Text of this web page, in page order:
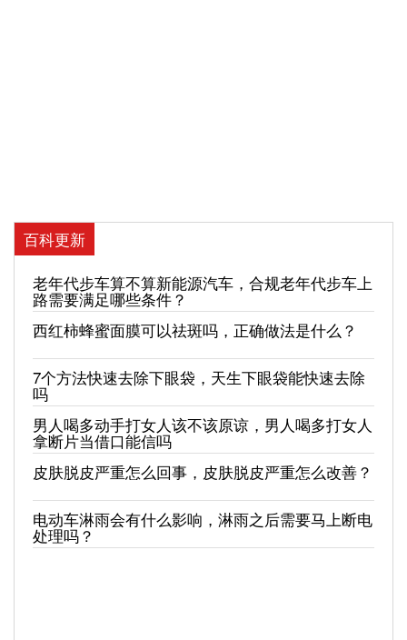
百科更新
老年代步车算不算新能源汽车，合规老年代步车上
路需要满足哪些条件？
西红柿蜂蜜面膜可以祛斑吗，正确做法是什么？
7个方法快速去除下眼袋，天生下眼袋能快速去除
吗
男人喝多动手打女人该不该原谅，男人喝多打女人
拿断片当借口能信吗
皮肤脱皮严重怎么回事，皮肤脱皮严重怎么改善？
电动车淋雨会有什么影响，淋雨之后需要马上断电
处理吗？